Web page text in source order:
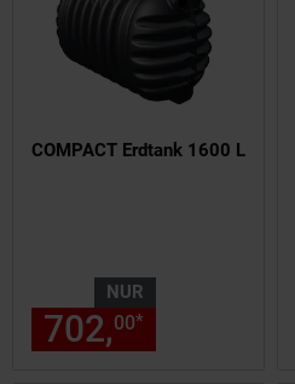
COMPACT Erdtank 1600 L
NUR
702,00*